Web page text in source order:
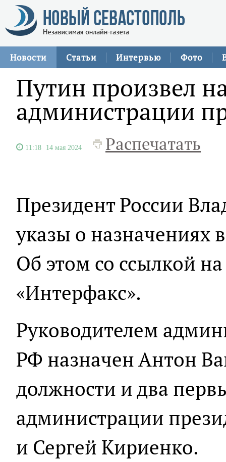
Новости Статьи Интервью Фото
Путин произвел
администрации
11:18 14 мая 2024 Распечатать
Президент России
указы о назначениях
Об этом со ссылкой
«Интерфакс».
Руководителем
РФ назначен Антон
должности и два
администрации
и Сергей Кириенко.